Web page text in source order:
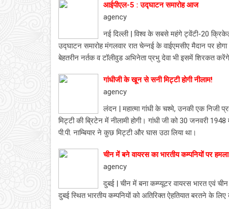
आईपीएल-5 : उद्घाटन समारोह आज
agency
नई दिल्ली | विश्व के सबसे महंगे ट्वेंटी-20
उद्घाटन समारोह मंगलवार रात चेन्नई के वाईएमसीए मैदान पर
बेहतरीन नर्तक व टॉलीवुड अभिनेता प्रभु देवा भी इसमें शिरकत
गांधीजी के खून से सनी मिट्टी होगी नीलाम!
agency
लंदन | महात्मा गांधी के चश्मे, उनकी एक निजी
मिट्टी की ब्रिटेन में नीलामी होगी। गांधी जी को 30 जनवरी
पी.पी. नाम्बियार ने कुछ मिट्टी और घास उठा लिया था।
चीन में बने वायरस का भारतीय कम्पनियों पर हमला
agency
दुबई | चीन में बना कम्प्यूटर वायरस भारत एवं
दुबई स्थित भारतीय कम्पनियों को अतिरिक्त ऐहतियात बरतने के